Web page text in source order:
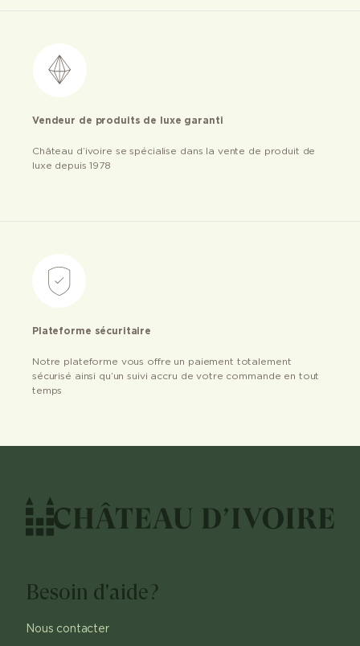
Vendeur de produits de luxe garanti
Château d’ivoire se spécialise dans la vente de produit de
luxe depuis 1978
Plateforme sécuritaire
Notre plateforme vous offre un paiement totalement
sécurisé ainsi qu’un suivi accru de votre commande en tout
temps
Besoin d'aide?
Nous contacter